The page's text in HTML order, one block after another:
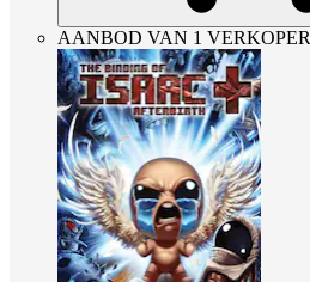
AANBOD VAN 1 VERKOPER